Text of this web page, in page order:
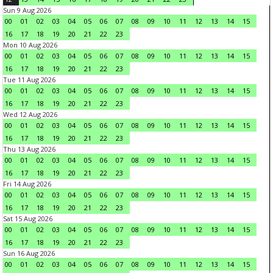
Sun 9 Aug 2026
00
01 02 03 04 05 06 07 08 09 10 11 12 13 14
15
16
17 18 19 20 21 22
23
Mon 10 Aug 2026
00
01 02 03 04 05 06 07 08 09 10 11 12 13 14
15
16
17 18 19 20 21 22
23
Tue 11 Aug 2026
00
01 02 03 04 05 06 07 08 09 10 11 12 13 14
15
16
17 18 19 20 21 22
23
Wed 12 Aug 2026
00
01 02 03 04 05 06 07 08 09 10 11 12 13 14
15
16
17 18 19 20 21 22
23
Thu 13 Aug 2026
00
01 02 03 04 05 06 07 08 09 10 11 12 13 14
15
16
17 18 19 20 21 22
23
Fri 14 Aug 2026
00
01 02 03 04 05 06 07 08 09 10 11 12 13 14
15
16
17 18 19 20 21 22
23
Sat 15 Aug 2026
00
01 02 03 04 05 06 07 08 09 10 11 12 13 14
15
16
17 18 19 20 21 22
23
Sun 16 Aug 2026
00
01 02 03 04 05 06 07 08 09 10 11 12 13 14
15